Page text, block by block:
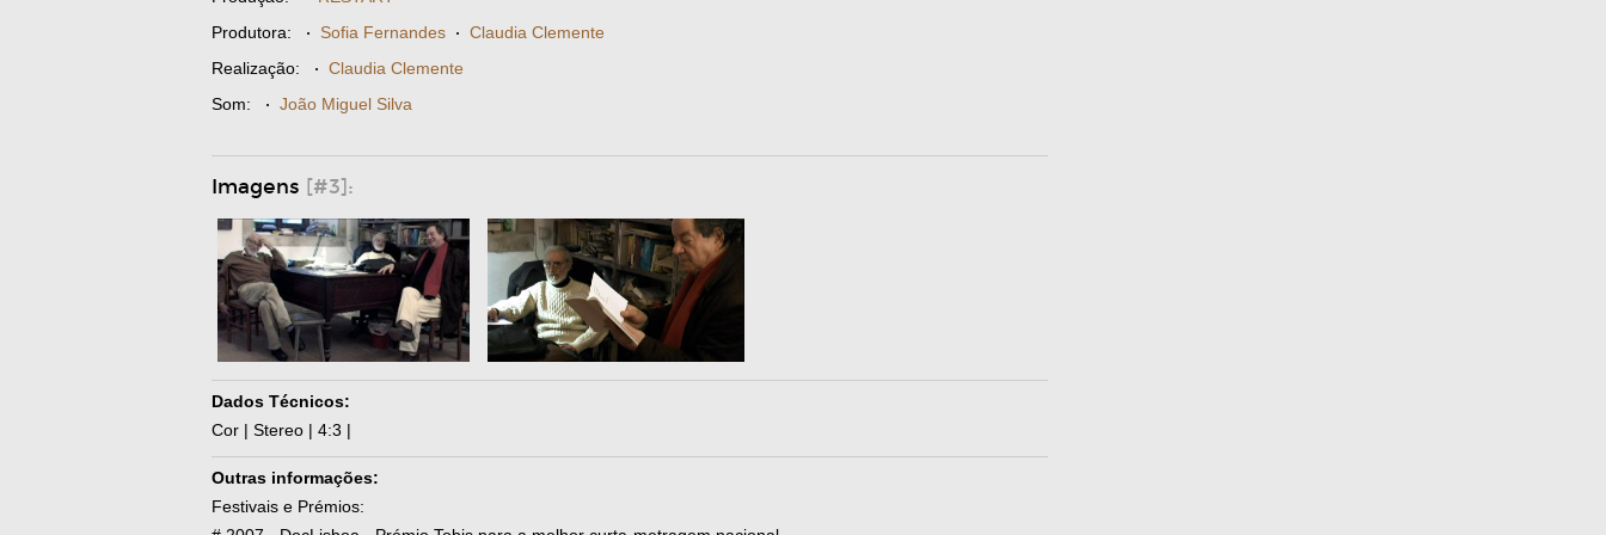
Produtora: · Sofia Fernandes · Claudia Clemente
Realização: · Claudia Clemente
Som: · João Miguel Silva
Imagens [#3]:
Dados Técnicos:
Cor | Stereo | 4:3 |
Outras informações:
Festivais e Prémios: